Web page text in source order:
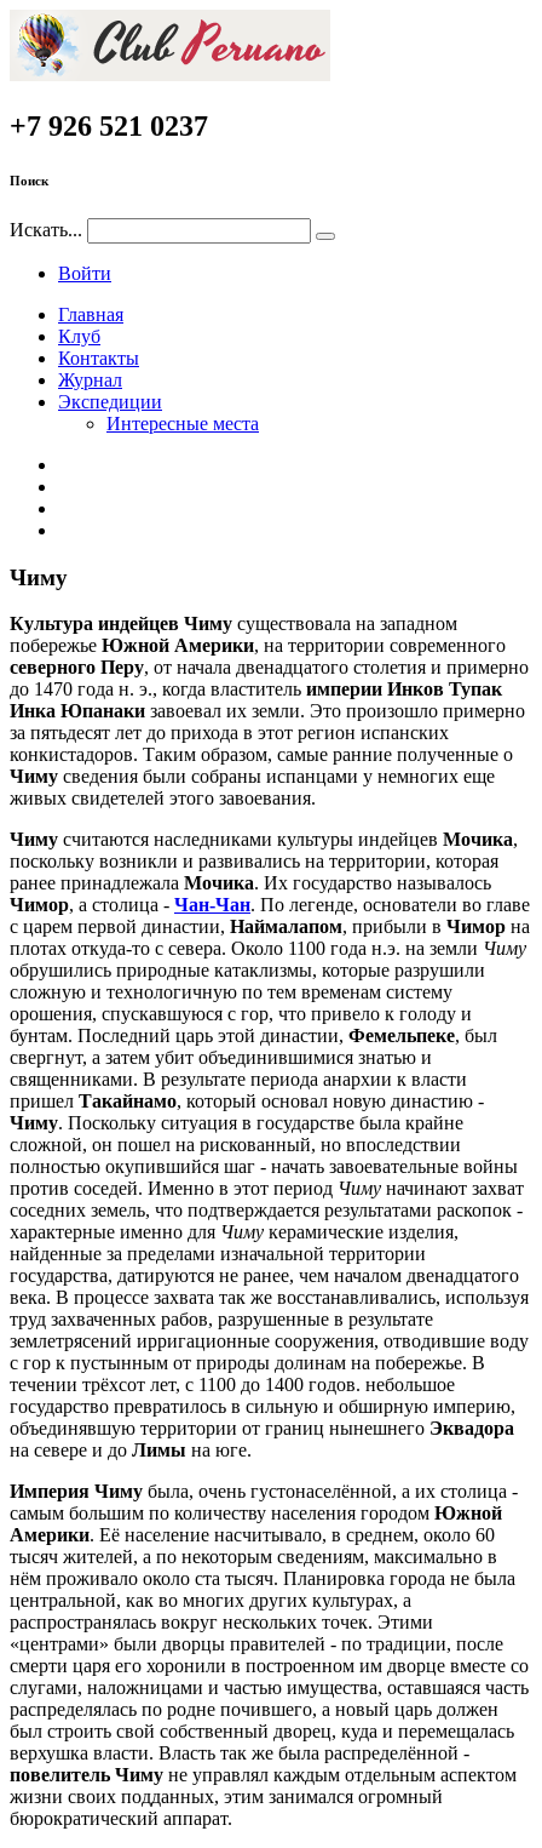
+7 926 521 0237
Поиск
Искать...
Войти
Главная
Клуб
Контакты
Журнал
Экспедиции
Интересные места
Чиму
Культура индейцев Чиму существовала на западном
побережье Южной Америки, на территории современного
северного Перу, от начала двенадцатого столетия и примерно
до 1470 года н. э., когда властитель империи Инков Тупак
Инка Юпанаки завоевал их земли. Это произошло примерно
за пятьдесят лет до прихода в этот регион испанских
конкистадоров. Таким образом, самые ранние полученные о
Чиму сведения были собраны испанцами у немногих еще
живых свидетелей этого завоевания.
Чиму считаются наследниками культуры индейцев Мочика,
поскольку возникли и развивались на территории, которая
ранее принадлежала Мочика. Их государство называлось
Чимор, а столица - Чан-Чан. По легенде, основатели во главе
с царем первой династии, Наймалапом, прибыли в Чимор на
плотах откуда-то с севера. Около 1100 года н.э. на земли Чиму
обрушились природные катаклизмы, которые разрушили
сложную и технологичную по тем временам систему
орошения, спускавшуюся с гор, что привело к голоду и
бунтам. Последний царь этой династии, Фемельпеке, был
свергнут, а затем убит объединившимися знатью и
священниками. В результате периода анархии к власти
пришел Такайнамо, который основал новую династию -
Чиму. Поскольку ситуация в государстве была крайне
сложной, он пошел на рискованный, но впоследствии
полностью окупившийся шаг - начать завоевательные войны
против соседей. Именно в этот период Чиму начинают захват
соседних земель, что подтверждается результатами раскопок -
характерные именно для Чиму керамические изделия,
найденные за пределами изначальной территории
государства, датируются не ранее, чем началом двенадцатого
века. В процессе захвата так же восстанавливались, используя
труд захваченных рабов, разрушенные в результате
землетрясений ирригационные сооружения, отводившие воду
с гор к пустынным от природы долинам на побережье. В
течении трёхсот лет, с 1100 до 1400 годов. небольшое
государство превратилось в сильную и обширную империю,
объединявшую территории от границ нынешнего Эквадора
на севере и до Лимы на юге.
Империя Чиму была, очень густонаселённой, а их столица -
самым большим по количеству населения городом Южной
Америки. Её население насчитывало, в среднем, около 60
тысяч жителей, а по некоторым сведениям, максимально в
нём проживало около ста тысяч. Планировка города не была
центральной, как во многих других культурах, а
распространялась вокруг нескольких точек. Этими
«центрами» были дворцы правителей - по традиции, после
смерти царя его хоронили в построенном им дворце вместе со
слугами, наложницами и частью имущества, оставшаяся часть
распределялась по родне почившего, а новый царь должен
был строить свой собственный дворец, куда и перемещалась
верхушка власти. Власть так же была распределённой -
повелитель Чиму не управлял каждым отдельным аспектом
жизни своих подданных, этим занимался огромный
бюрократический аппарат.